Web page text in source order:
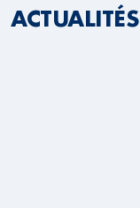
ACTUALITÉS